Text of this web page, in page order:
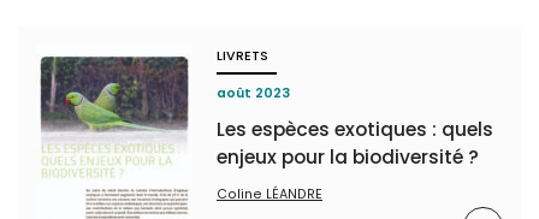
LIVRETS
août 2023
Les espèces exotiques : quels
enjeux pour la biodiversité ?
Coline LÉANDRE